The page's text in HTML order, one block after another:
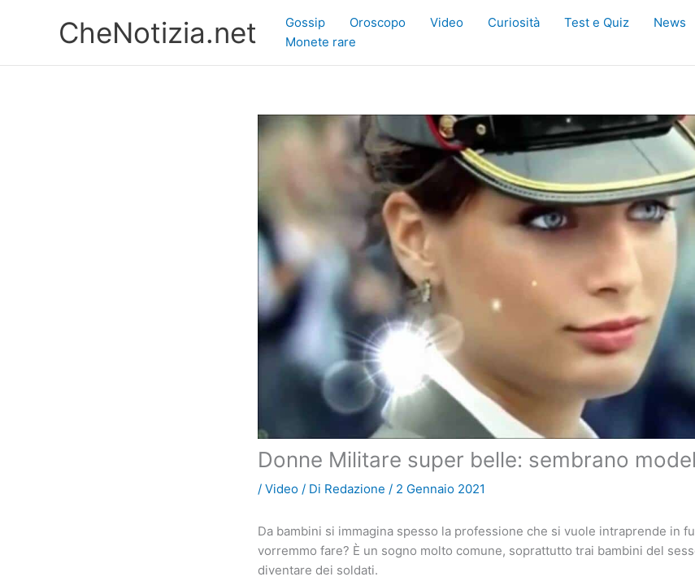
CheNotizia.net Gossip Oroscopo Video Curiosità Test e Quiz News
Monete rare
Donne Militare super belle: sembrano
/ Video / Di Redazione / 2 Gennaio 2021
Da bambini si immagina spesso la professione che si vuole intraprende in
vorremmo fare? È un sogno molto comune, soprattutto trai bambini del
diventare dei soldati.